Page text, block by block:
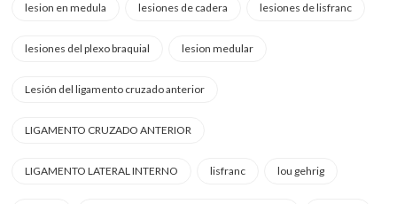
lesion en medula lesiones de cadera lesiones de lisfranc
lesiones del plexo braquial lesion medular
Lesión del ligamento cruzado anterior
LIGAMENTO CRUZADO ANTERIOR
LIGAMENTO LATERAL INTERNO lisfranc lou gehrig